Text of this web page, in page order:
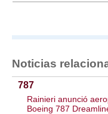
Noticias
787
Rainieri anunció
Boeing 787